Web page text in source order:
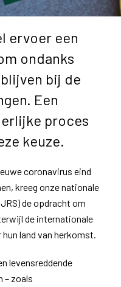
ervoer een
ondanks
bij de
Een
proces
keuze.
coronavirus eind
kreeg onze nationale
de opdracht om
de internationale
land van herkomst.
levensreddende
– zoals